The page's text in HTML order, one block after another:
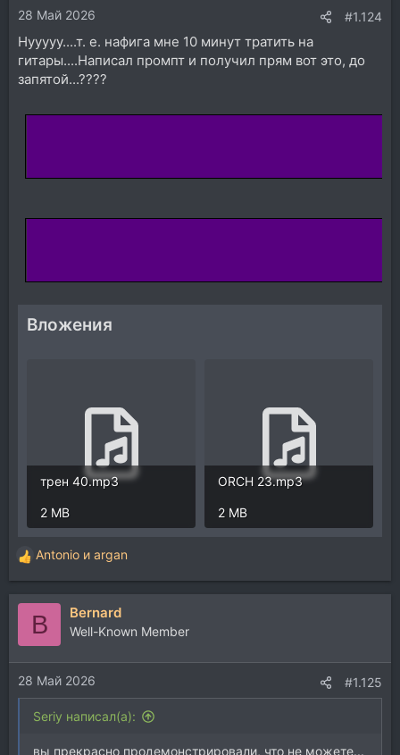
28 Май 2026 #1.124
Нууууу....т. е. нафига мне 10 минут тратить на
гитары....Написал промпт и получил прям вот это, до
запятой...????
Вложения
трен 40.mp3
2 MB
ORCH 23.mp3
2 MB
Р
е
а
и
и
:
Antonio и argan
B Bernard
Well-Known Member
28 Май 2026 #1.125
Seriy написал(а):
вы прекрасно продемонстрировали, что не можете...